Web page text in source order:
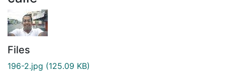
Files
196-2.jpg (125.09 KB)